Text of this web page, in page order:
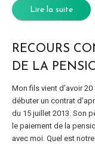
Lire la suite
RECOURS
DE LA
Mon fils vient d’avoir
débuter un contrat
du 15 juillet 2013. Son
le paiement de la
avec moi. Quel est notre